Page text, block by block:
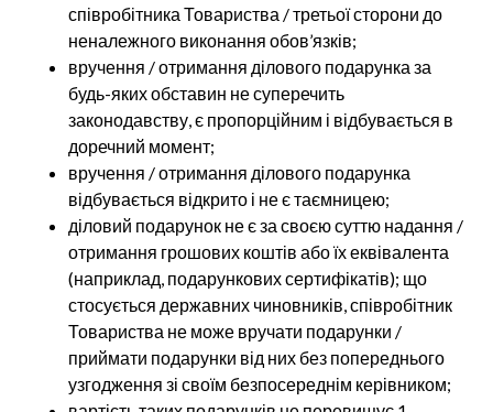
співробітника Товариства / третьої сторони до
неналежного виконання обов’язків;
вручення / отримання ділового подарунка за
будь-яких обставин не суперечить
законодавству, є пропорційним і відбувається в
доречний момент;
вручення / отримання ділового подарунка
відбувається відкрито і не є таємницею;
діловий подарунок не є за своєю суттю надання /
отримання грошових коштів або їх еквівалента
(наприклад, подарункових сертифікатів); що
стосується державних чиновників, співробітник
Товариства не може вручати подарунки /
приймати подарунки від них без попереднього
узгодження зі своїм безпосереднім керівником;